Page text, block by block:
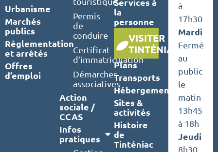
Urbanisme
Marchés
publics
Règlementation
et arrêtés
Offres
d’emploi
Permis
de
conduire
Certificat
d’immatriculation
Démarches
associatives
Action
sociale /
CCAS
Infos
pratiques
Services à
la
personne
VISITER
TINTÉNIAC
Plans
Transports
Hébergements
Sites &
activités
Histoire
de
Tinténiac
à
17h30
Mardi
Fermé
au
public
le
matin
13h45
à 18h
Jeudi
8h30